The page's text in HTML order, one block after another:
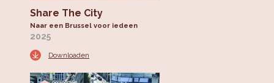
Share The City
Naar een Brussel voor iedeen
2025
Downloaden